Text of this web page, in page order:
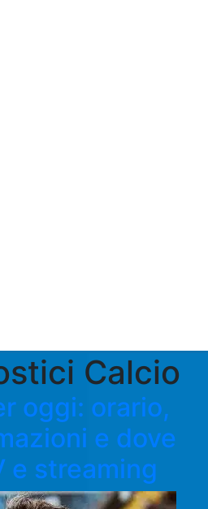
Calcio
oggi: orario,
e dove
e streaming